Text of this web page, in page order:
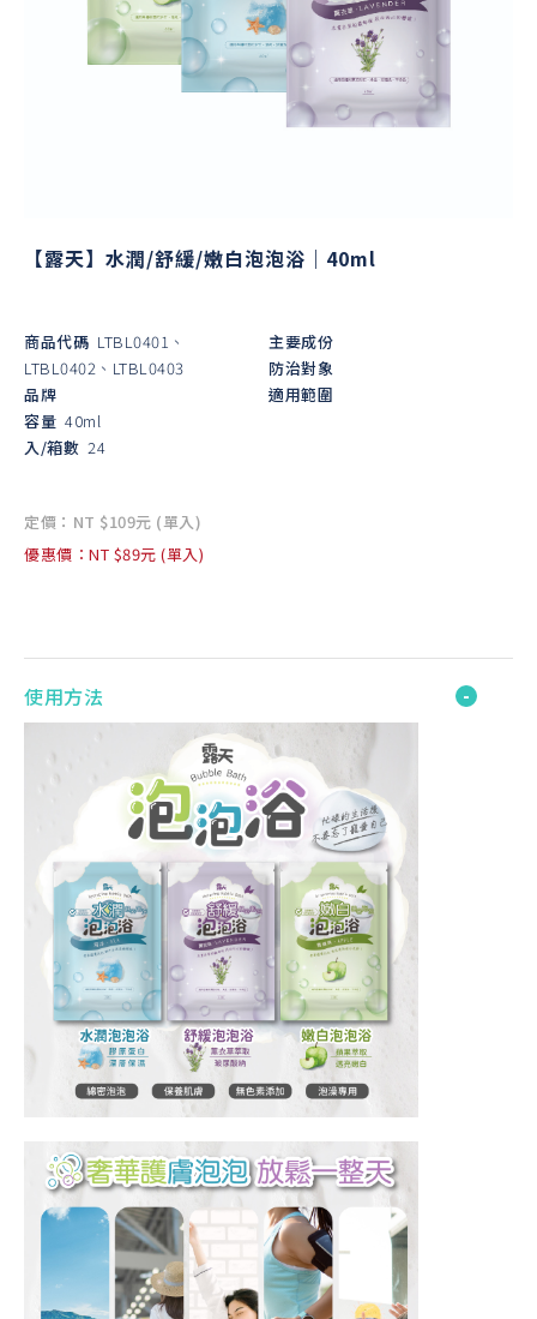
【露天】水潤/舒緩/嫩白泡泡浴｜40ml
商品代碼 LTBL0401、
LTBL0402、LTBL0403
品牌
容量 40ml
入/箱數 24
主要成份
防治對象
適用範圍
定價：NT $109元 (單入)
優惠價：NT $89元 (單入)
使用方法